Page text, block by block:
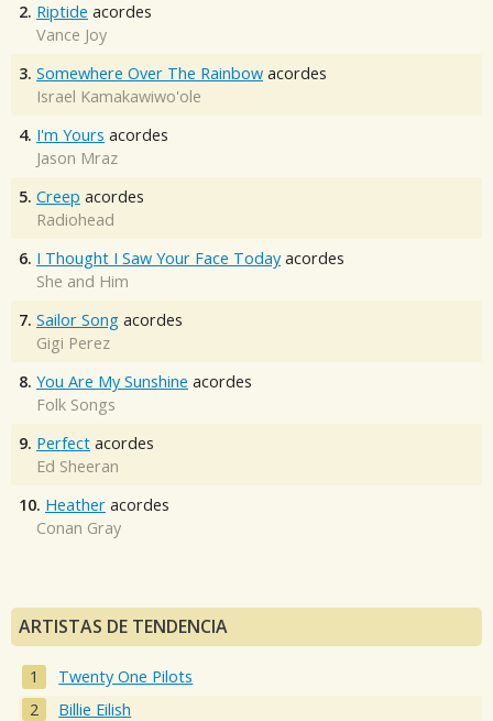
2. Riptide acordes
Vance Joy
3. Somewhere Over The Rainbow acordes
Israel Kamakawiwo'ole
4. I'm Yours acordes
Jason Mraz
5. Creep acordes
Radiohead
6. I Thought I Saw Your Face Today acordes
She and Him
7. Sailor Song acordes
Gigi Perez
8. You Are My Sunshine acordes
Folk Songs
9. Perfect acordes
Ed Sheeran
10. Heather acordes
Conan Gray
ARTISTAS DE TENDENCIA
Twenty One Pilots
Billie Eilish